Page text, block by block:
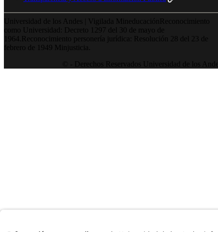
Universidad de los Andes | Vigilada MineducaciónReconocimiento
como Universidad: Decreto 1297 del 30 de mayo de
1964.Reconocimiento personería jurídica: Resolución 28 del 23 de
febrero de 1949 Minjusticia.
© - Derechos Reservados Universidad de los